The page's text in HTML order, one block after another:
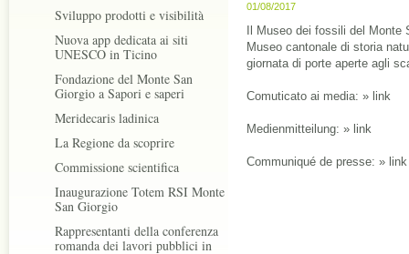
Sviluppo prodotti e visibilità
Nuova app dedicata ai siti
UNESCO in Ticino
Fondazione del Monte San
Giorgio a Sapori e saperi
Meridecaris ladinica
La Regione da scoprire
Commissione scientifica
Inaugurazione Totem RSI Monte
San Giorgio
Rappresentanti della conferenza
romanda dei lavori pubblici in
01/08/2017
Il Museo dei fossili del
Museo cantonale di storia
giornata di porte aperte agli
Comuticato ai media: » link
Medienmitteilung: » link
Communiqué de presse: » link